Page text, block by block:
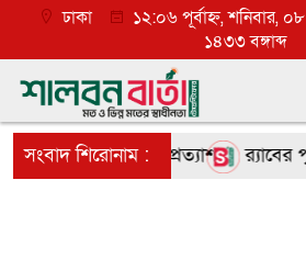
ঢাকা
১২:০৬ পূর্বাহ্ন, শনিবার,
১৪৩৩ বঙ্গাব্দ
সংবাদ শিরোনাম :
তৃণমূলে ব্যাপক প্রত্যাশা র‌্যাবের